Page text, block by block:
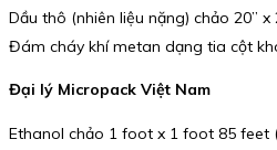
Dầu thô (nhiên liệu nặng) chảo 20” x
Đám cháy khí metan dạng tia cột
Đại lý Micropack Việt Nam
Ethanol chảo 1 foot x 1 foot 85 feet